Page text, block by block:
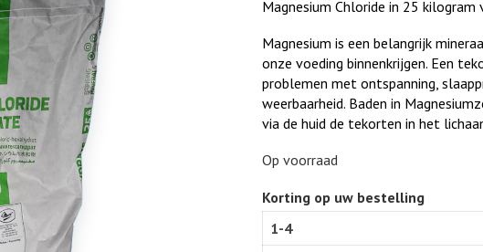
Magnesium Chloride in 25 kilogram
Magnesium is een belangrijk
onze voeding binnenkrijgen. Een
problemen met ontspanning,
weerbaarheid. Baden in
via de huid de tekorten in het
Op voorraad
Korting op uw bestelling
1-4